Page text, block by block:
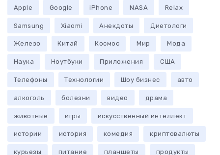
Apple Google iPhone NASA Relax
Samsung Xiaomi Анекдоты Диетологи
Железо Китай Космос Мир Мода
Наука Ноутбуки Приложения США
Телефоны Технологии Шоу бизнес авто
алкоголь болезни видео драма
животные игры искусственный интеллект
истории история комедия криптовалюты
курьезы питание планшеты продукты